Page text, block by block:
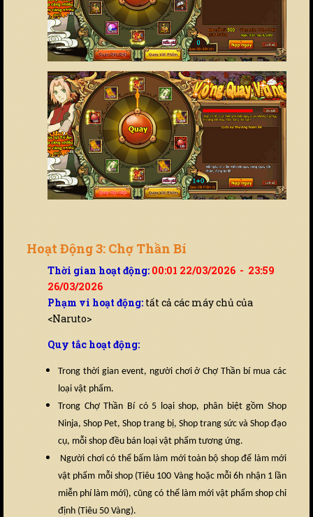
Hoạt Động 3: Chợ Thần Bí
Thời gian hoạt động: 00:01 22/03/2026 - 23:59
26/03/2026
Phạm vi hoạt động: tất cả các máy chủ của
<Naruto>
Quy tắc hoạt động:
Trong thời gian event, người chơi ở Chợ Thần bí mua các
loại vật phẩm.
Trong Chợ Thần Bí có 5 loại shop, phân biệt gồm Shop
Ninja, Shop Pet, Shop trang bị, Shop trang sức và Shop đạo
cụ, mỗi shop đều bán loại vật phẩm tương ứng.
Người chơi có thể bấm làm mới toàn bộ shop để làm mới
vật phẩm mỗi shop (Tiêu 100 Vàng hoặc mỗi 6h nhận 1 lần
miễn phí làm mới), cũng có thể làm mới vật phẩm shop chỉ
định (Tiêu 50 Vàng).